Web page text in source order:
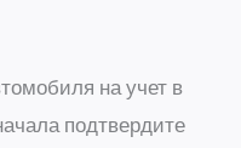
на учет в
подтвердите